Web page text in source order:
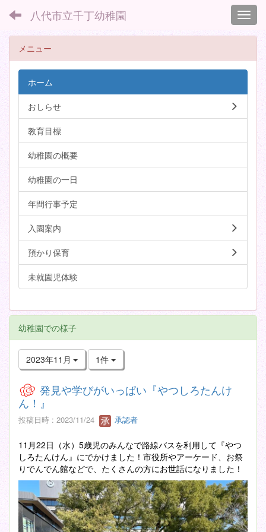
八代市立千丁幼稚園
メニュー
ホーム
おしらせ
教育目標
幼稚園の概要
幼稚園の一日
年間行事予定
入園案内
預かり保育
未就園児体験
幼稚園での様子
2023年11月 1件
発見や学びがいっぱい『やつしろたんけ
ん！』
投稿日時 : 2023/11/24 承認者
11月22日（水）5歳児のみんなで路線バスを利用して『やつ
しろたんけん』にでかけました！市役所やアーケード、お祭
りでんでん館などで、たくさんの方にお世話になりました！